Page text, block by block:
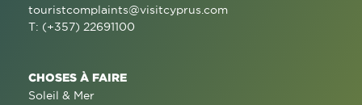
touristcomplaints@visitcyprus.com
T: (+357) 22691100
CHOSES À FAIRE
Soleil & Mer